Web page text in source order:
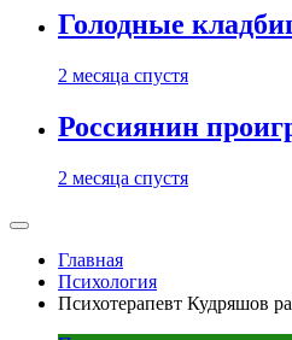
Голодные
2 месяца спустя
Россиянин
2 месяца спустя
Главная
Психология
Психотерапевт Кудряшов